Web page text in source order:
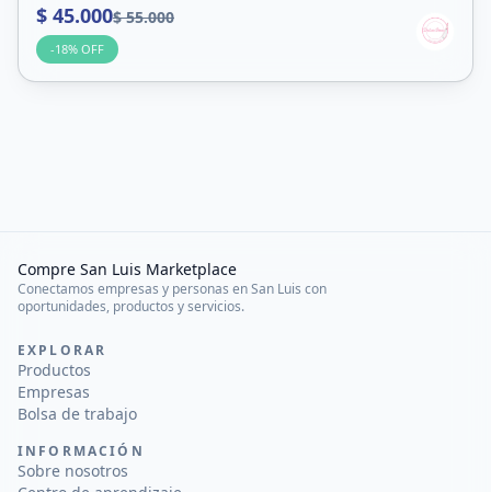
$ 45.000$ 55.000
-18% OFF
Compre San Luis Marketplace
Conectamos empresas y personas en San Luis con
oportunidades, productos y servicios.
EXPLORAR
Productos
Empresas
Bolsa de trabajo
INFORMACIÓN
Sobre nosotros